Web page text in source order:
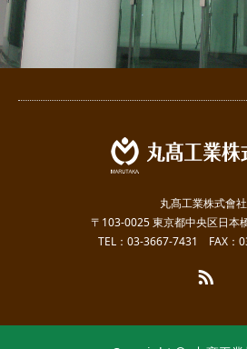
丸髙工業株式會社
〒103-0025 東京都中央区日本
TEL：03-3667-7431 FAX：